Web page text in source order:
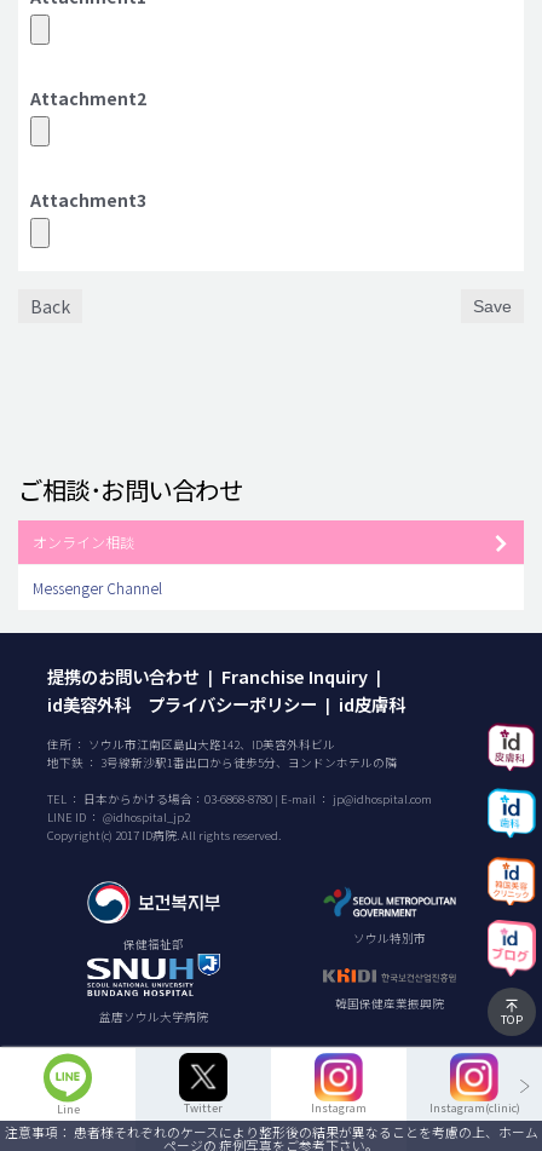
Attachment2
Attachment3
Back Save
ご相談･お問い合わせ
オンライン相談
Messenger Channel
Line Twitter Instagram Instagram(clinic)
提携のお問い合わせ | Franchise Inquiry |
id美容外科 プライバシーポリシー | id皮膚科
住所 ： ソウル市江南区島山大路142、ID美容外科ビル
地下鉄 ： 3号線新沙駅1番出口から徒歩5分、ヨンドンホテルの隣
TEL ： 日本からかける場合： 03-6868-8780 | E-mail ： jp@idhospital.com
LINE ID ： @idhospital_jp2
Copyright(c) 2017 ID病院. All rights reserved.
保健福祉部 ソウル特別市
盆唐ソウル大学病院
韓国保健産業振興院
TOP
注意事項： 患者様それぞれのケースにより整形後の結果が異なることを考慮の上、ホーム
ページの 症例写真をご参考下さい。